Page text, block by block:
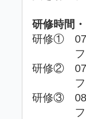
研修時間
研修① 07
ファシ
研修② 07
ファシ
研修③ 08
ファシ